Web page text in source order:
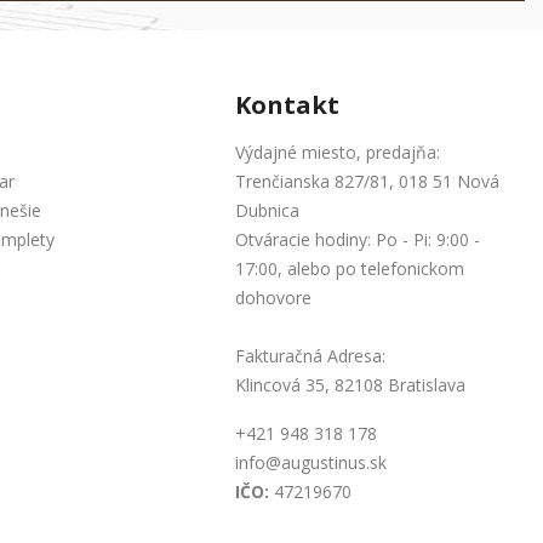
Kontakt
Výdajné miesto, predajňa:
Trenčianska 827/81, 018 51 Nová
Dubnica
Otváracie hodiny: Po - Pi: 9:00 -
17:00, alebo po telefonickom
dohovore
Fakturačná Adresa:
Klincová 35, 82108 Bratislava
+421 948 318 178
info@augustinus.sk
IČO: 47219670